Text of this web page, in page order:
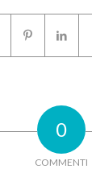
0
COMMENTI